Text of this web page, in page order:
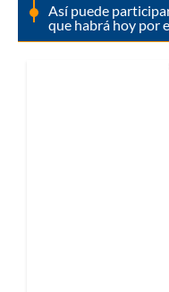
Así puede
que habrá hoy por